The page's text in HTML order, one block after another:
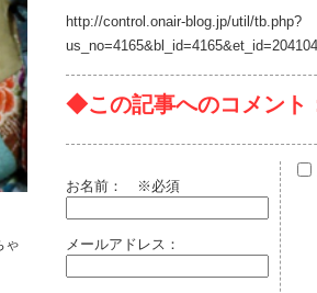
ゃ
http://control.onair-blog.jp/util/tb.php?
us_no=4165&bl_id=4165&et_id=204104
◆この記事へのコメント
お名前： ※必須
メールアドレス：